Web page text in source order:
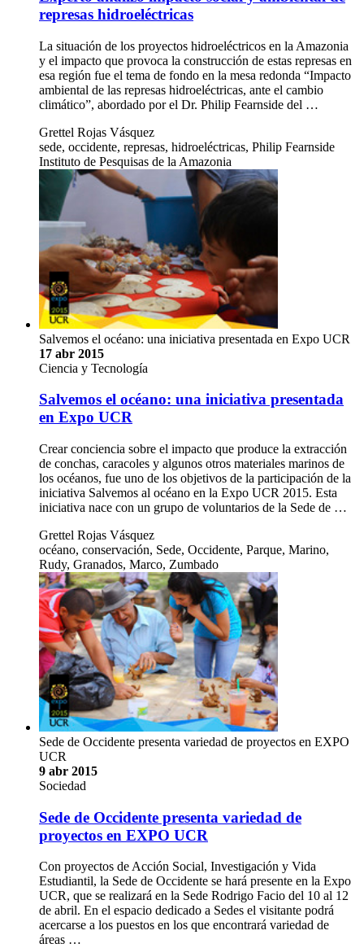
represas hidroeléctricas
La situación de los proyectos hidroeléctricos en la Amazonia
y el impacto que provoca la construcción de estas represas en
esa región fue el tema de fondo en la mesa redonda “Impacto
ambiental de las represas hidroeléctricas, ante el cambio
climático”, abordado por el Dr. Philip Fearnside del …
Grettel Rojas Vásquez
sede, occidente, represas, hidroeléctricas, Philip Fearnside
Instituto de Pesquisas de la Amazonia
Salvemos el océano: una iniciativa presentada en Expo UCR
17 abr 2015
Ciencia y Tecnología
Salvemos el océano: una iniciativa presentada
en Expo UCR
Crear conciencia sobre el impacto que produce la extracción
de conchas, caracoles y algunos otros materiales marinos de
los océanos, fue uno de los objetivos de la participación de la
iniciativa Salvemos al océano en la Expo UCR 2015. Esta
iniciativa nace con un grupo de voluntarios de la Sede de …
Grettel Rojas Vásquez
océano, conservación, Sede, Occidente, Parque, Marino,
Rudy, Granados, Marco, Zumbado
Sede de Occidente presenta variedad de proyectos en EXPO
UCR
9 abr 2015
Sociedad
Sede de Occidente presenta variedad de
proyectos en EXPO UCR
Con proyectos de Acción Social, Investigación y Vida
Estudiantil, la Sede de Occidente se hará presente en la Expo
UCR, que se realizará en la Sede Rodrigo Facio del 10 al 12
de abril. En el espacio dedicado a Sedes el visitante podrá
acercarse a los puestos en los que encontrará variedad de
áreas …